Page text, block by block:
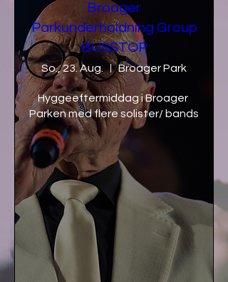
Broager
Parkunderholdning Group
BUSSTOP
So., 23. Aug. Broager Park
Hyggeeftermiddag i Broager
Parken med flere solister/ bands